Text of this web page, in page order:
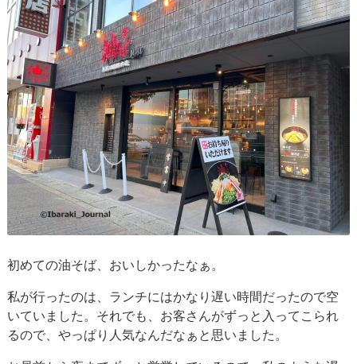
初めての油そば、おいしかったなぁ。
私が行ったのは、ランチにはかなり遅い時間だったので空
いていました。それでも、お客さんがずっと入ってこられ
るので、やっぱり人気なんだなぁと思いました。